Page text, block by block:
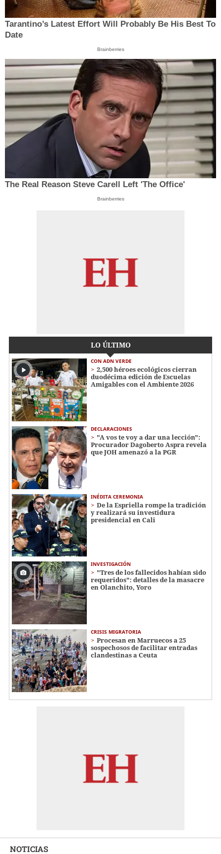
Tarantino’s Latest Effort Will Probably Be His Best To
Date
Brainberries
The Real Reason Steve Carell Left 'The Office'
Brainberries
LO ÚLTIMO
CON ADN VERDE
2,500 héroes ecológicos cierran
duodécima edición de Escuelas
Amigables con el Ambiente 2026
DECLARACIONES
"A vos te voy a dar una lección":
Procurador Dagoberto Aspra revela
que JOH amenazó a la PGR
INÉDITA CEREMONIA
De la Espriella rompe la tradición
y realizará su investidura
presidencial en Cali
INVESTIGACIÓN
"Tres de los fallecidos habían sido
requeridos": detalles de la masacre
en Olanchito, Yoro
CRISIS MIGRATORIA
Procesan en Marruecos a 25
sospechosos de facilitar entradas
clandestinas a Ceuta
NOTICIAS